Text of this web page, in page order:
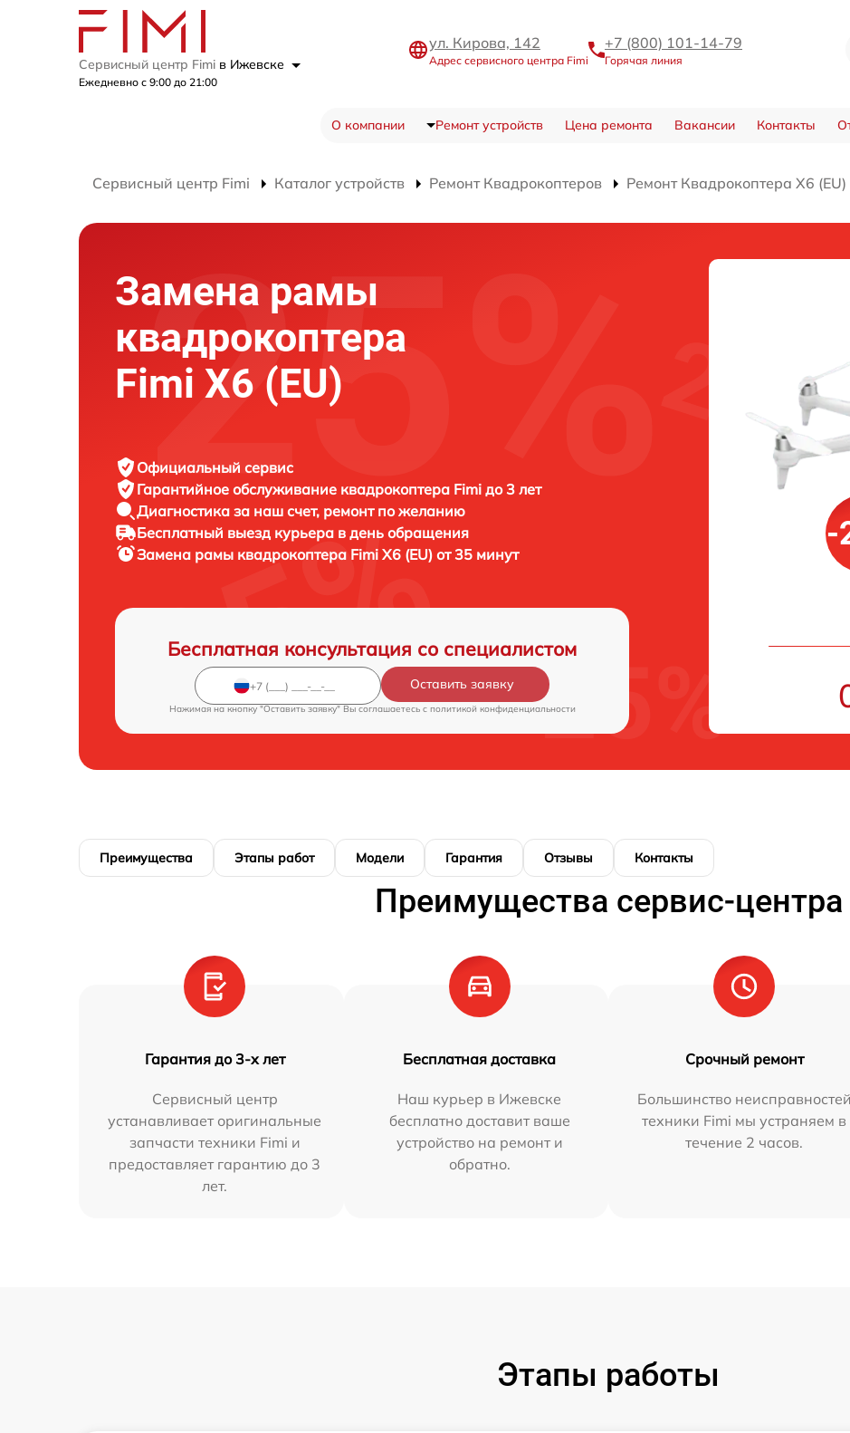
Сервисный центр Fimi в Ижевске
Ежедневно с 9:00 до 21:00
ул. Кирова, 142
Адрес сервисного центра Fimi
+7 (800) 101-14-79
Горячая линия
О компании Ремонт устройств Цена ремонта Вакансии Контакты
Сервисный центр Fimi Каталог устройств Ремонт Квадрокоптеров Ремонт Квадрокоптера X6 (EU)
Замена рамы
квадрокоптера
Fimi X6 (EU)
Официальный сервис
Гарантийное обслуживание квадрокоптера Fimi до 3 лет
Диагностика за наш счет, ремонт по желанию
Бесплатный выезд курьера в день обращения
Замена рамы квадрокоптера Fimi X6 (EU) от 35 минут
Бесплатная консультация со специалистом
Оставить заявку
Нажимая на кнопку "Оставить заявку" Вы соглашаетесь c политикой конфиденциальности
-
Преимущества Этапы работ Модели Гарантия Отзывы Контакты
Преимущества сервис-центра
Гарантия до 3-х лет
Сервисный центр
устанавливает оригинальные
запчасти техники Fimi и
предоставляет гарантию до 3
лет.
Бесплатная доставка
Наш курьер в Ижевске
бесплатно доставит ваше
устройство на ремонт и
обратно.
Срочный ремонт
Большинство неисправностей
техники Fimi мы устраняем в
течение 2 часов.
Этапы работы